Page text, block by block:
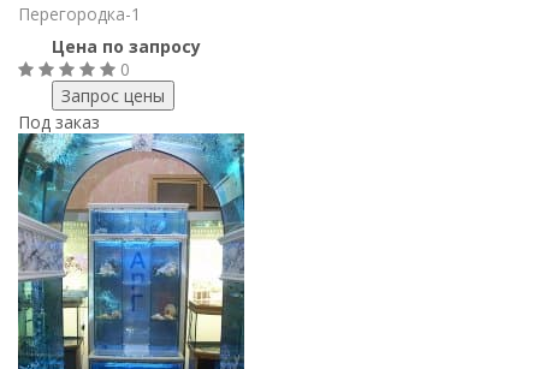
Перегородка-1
Цена по запросу
0
Под заказ